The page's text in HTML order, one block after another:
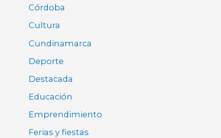
Córdoba
Cultura
Cundinamarca
Deporte
Destacada
Educación
Emprendimiento
Ferias y fiestas